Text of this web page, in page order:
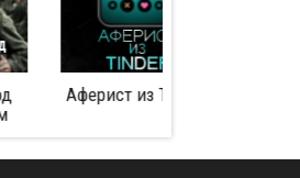
Аферист из Tinder